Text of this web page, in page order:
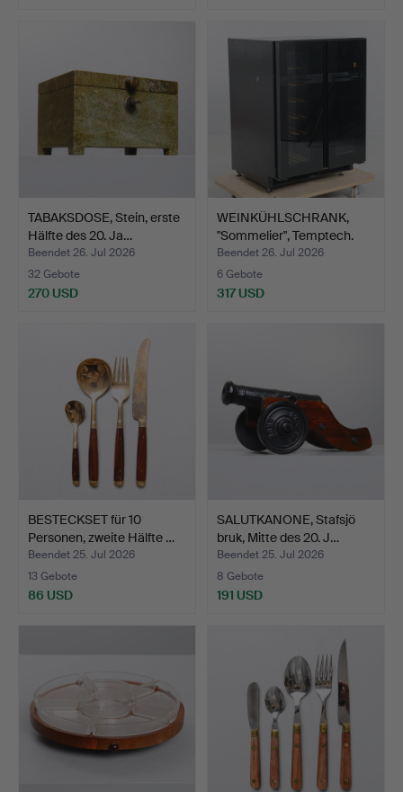
TABAKSDOSE, Stein, erste
Hälfte des 20. Ja…
Beendet 26. Jul 2026
32 Gebote
270 USD
WEINKÜHLSCHRANK,
"Sommelier", Temptech.
Beendet 26. Jul 2026
6 Gebote
317 USD
BESTECKSET für 10
Personen, zweite Hälfte …
Beendet 25. Jul 2026
13 Gebote
86 USD
SALUTKANONE, Stafsjö
bruk, Mitte des 20. J…
Beendet 25. Jul 2026
8 Gebote
191 USD